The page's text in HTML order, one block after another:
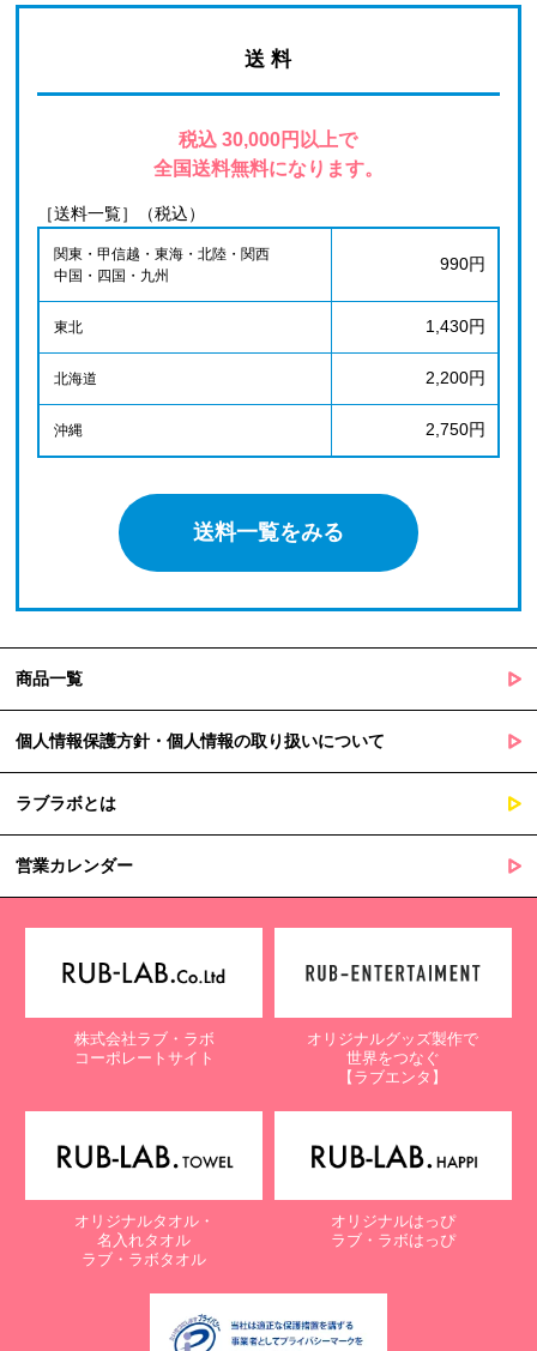
送 料
税込 30,000円以上で
全国送料無料になります。
［送料一覧］（税込）
関東・甲信越・東海・北陸・関西
中国・四国・九州
990円
東北 1,430円
北海道 2,200円
沖縄 2,750円
送料一覧をみる
商品一覧
個人情報保護方針・個人情報の取り扱いについて
ラブラボとは
営業カレンダー
株式会社ラブ・ラボ
コーポレートサイト
オリジナルグッズ製作で
世界をつなぐ
【ラブエンタ】
オリジナルタオル・
名入れタオル
ラブ・ラボタオル
オリジナルはっぴ
ラブ・ラボはっぴ